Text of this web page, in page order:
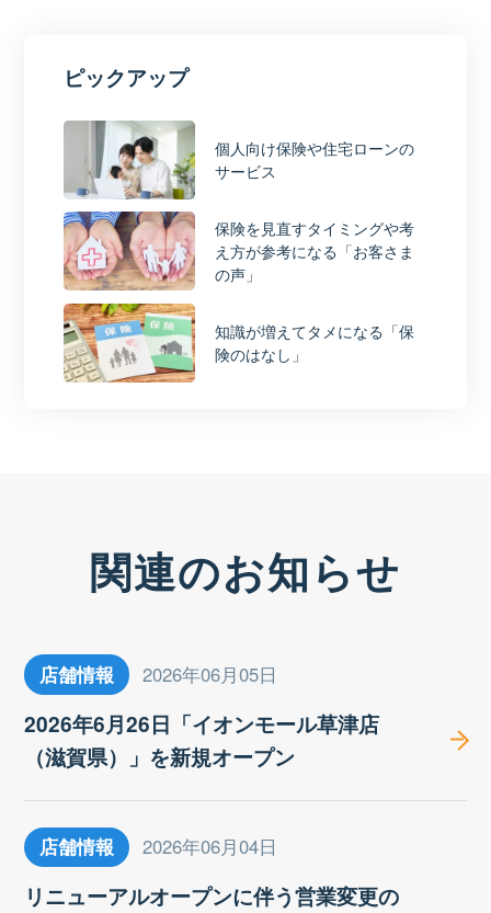
ピックアップ
個人向け保険や住宅ローンの
サービス
保険を見直すタイミングや考
え方が参考になる「お客さま
の声」
知識が増えてタメになる「保
険のはなし」
関連のお知らせ
店舗情報 2026年06月05日
2026年6月26日「イオンモール草津店
（滋賀県）」を新規オープン
店舗情報 2026年06月04日
リニューアルオープンに伴う営業変更の